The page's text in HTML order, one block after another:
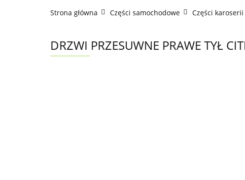
Strona główna Części samochodowe Części karoserii
DRZWI PRZESUWNE PRAWE TYŁ